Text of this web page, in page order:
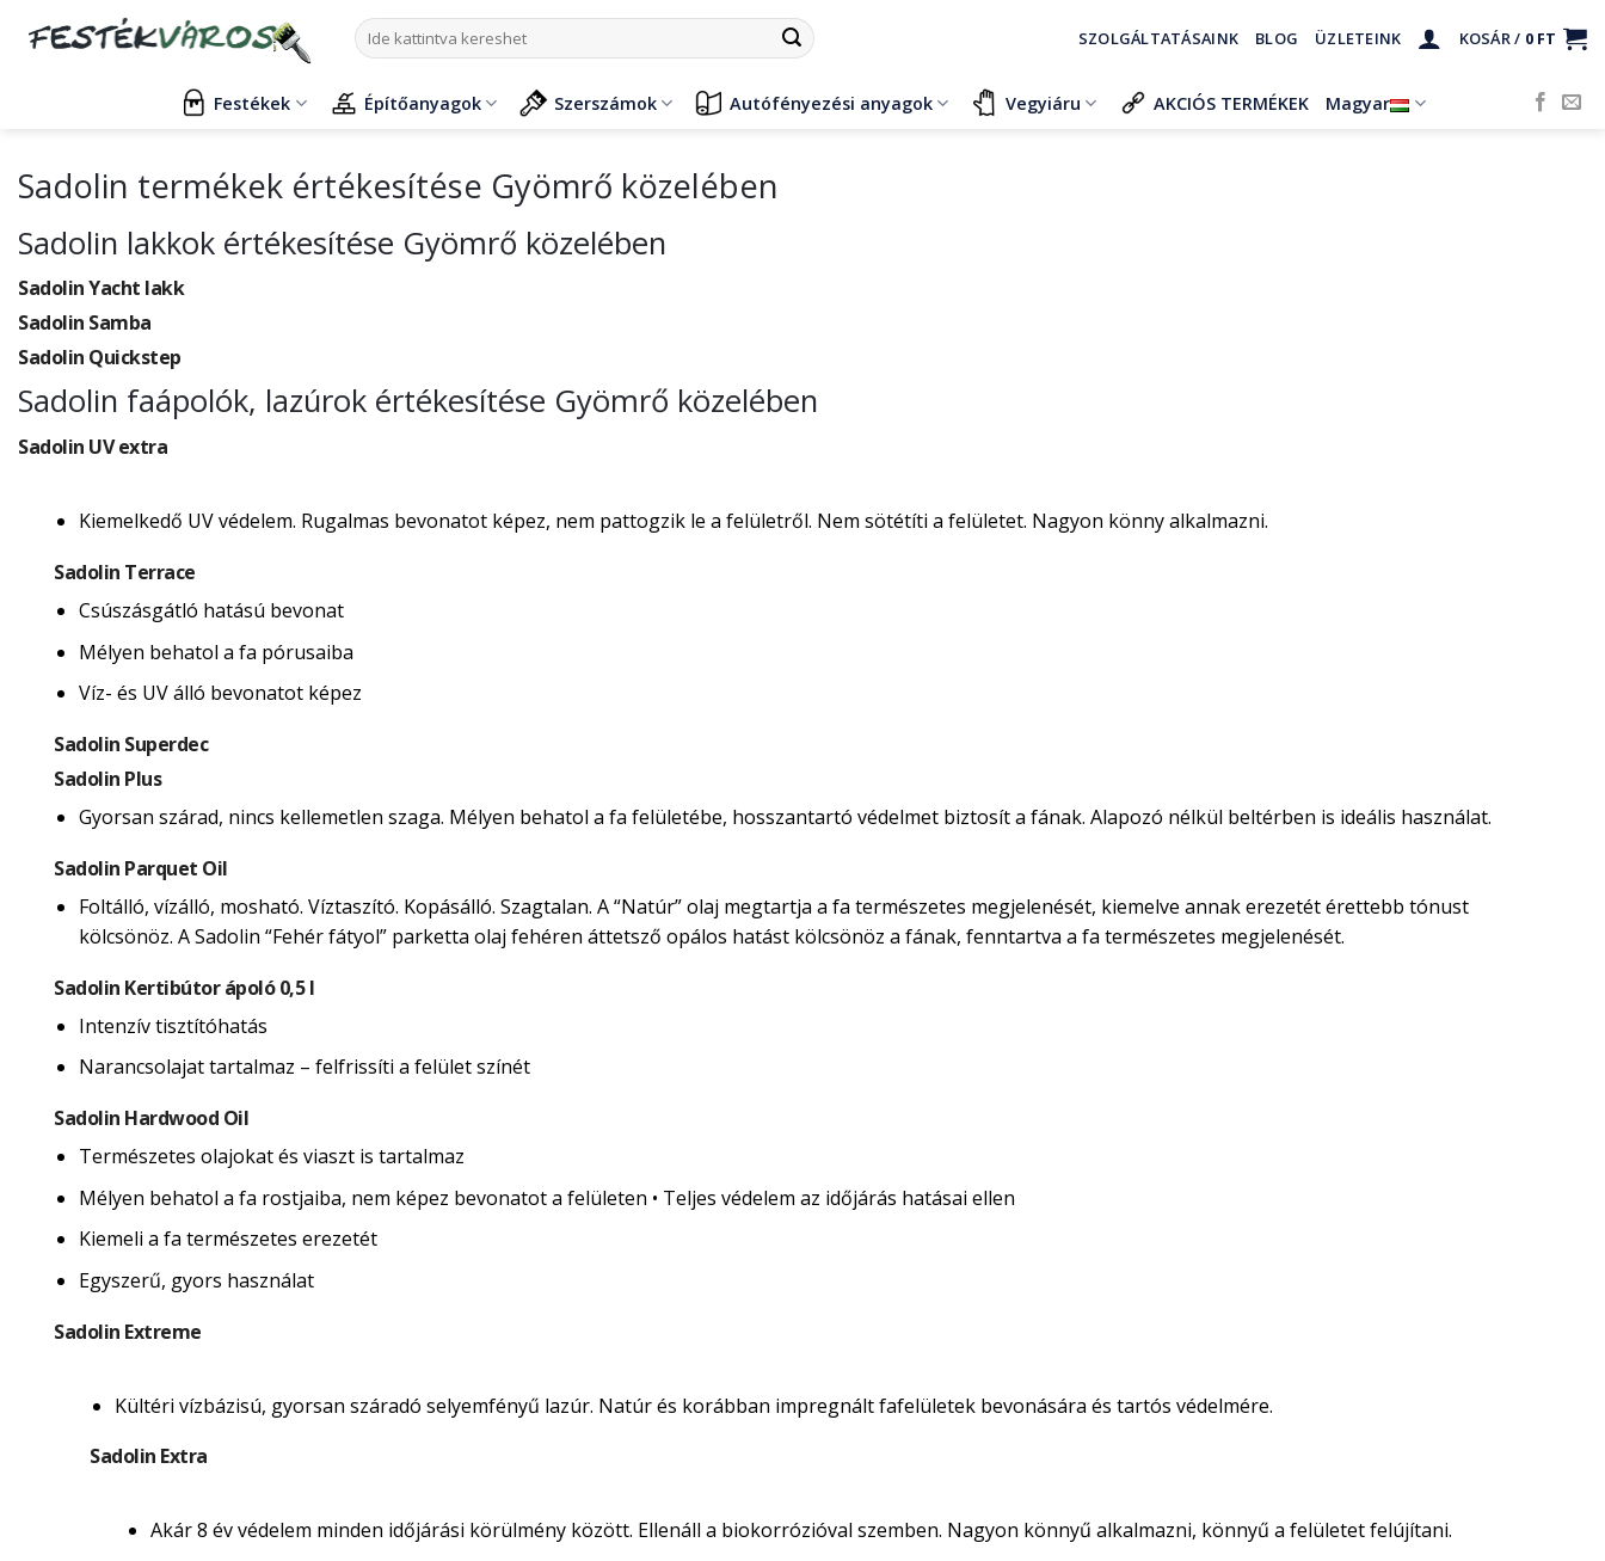
Keresés
a
SZOLGÁLTATÁSAINK BLOG ÜZLETEINK KOSÁR / 0 FT
Festékek Építőanyagok Szerszámok Autófényezési anyagok Vegyiáru AKCIÓS TERMÉKEK Magyar
Sadolin termékek értékesítése Gyömrő közelében
Sadolin lakkok értékesítése Gyömrő közelében
Sadolin Yacht lakk
Sadolin Samba
Sadolin Quickstep
Sadolin faápolók, lazúrok értékesítése Gyömrő közelében
Sadolin UV extra
Kiemelkedő UV védelem. Rugalmas bevonatot képez, nem pattogzik le a felületről. Nem sötétíti a felületet. Nagyon könny alkalmazni.
Sadolin Terrace
Csúszásgátló hatású bevonat
Mélyen behatol a fa pórusaiba
Víz- és UV álló bevonatot képez
Sadolin Superdec
Sadolin Plus
Gyorsan szárad, nincs kellemetlen szaga. Mélyen behatol a fa felületébe, hosszantartó védelmet biztosít a fának. Alapozó nélkül beltérben is ideális használat.
Sadolin Parquet Oil
Foltálló, vízálló, mosható. Víztaszító. Kopásálló. Szagtalan. A “Natúr” olaj megtartja a fa természetes megjelenését, kiemelve annak erezetét érettebb tónust
kölcsönöz. A Sadolin “Fehér fátyol” parketta olaj fehéren áttetsző opálos hatást kölcsönöz a fának, fenntartva a fa természetes megjelenését.
Sadolin Kertibútor ápoló 0,5 l
Intenzív tisztítóhatás
Narancsolajat tartalmaz – felfrissíti a felület színét
Sadolin Hardwood Oil
Természetes olajokat és viaszt is tartalmaz
Mélyen behatol a fa rostjaiba, nem képez bevonatot a felületen • Teljes védelem az időjárás hatásai ellen
Kiemeli a fa természetes erezetét
Egyszerű, gyors használat
Sadolin Extreme
Kültéri vízbázisú, gyorsan száradó selyemfényű lazúr. Natúr és korábban impregnált fafelületek bevonására és tartós védelmére.
Sadolin Extra
Akár 8 év védelem minden időjárási körülmény között. Ellenáll a biokorrózióval szemben. Nagyon könnyű alkalmazni, könnyű a felületet felújítani.